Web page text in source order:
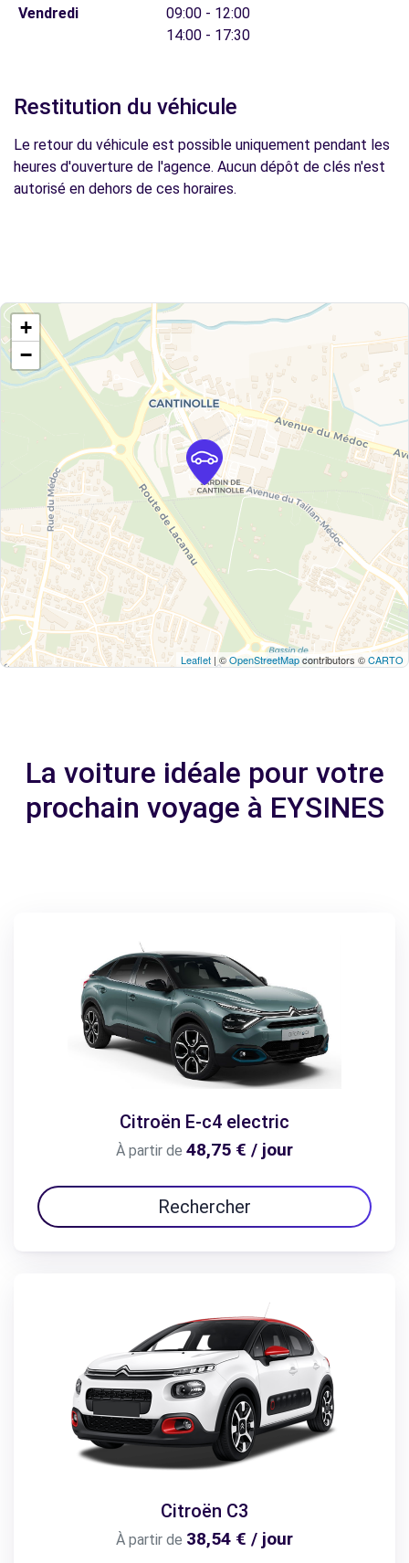
Vendredi
09:00 - 12:00
14:00 - 17:30
Restitution du véhicule
Le retour du véhicule est possible uniquement pendant les
heures d'ouverture de l'agence. Aucun dépôt de clés n'est
autorisé en dehors de ces horaires.
+
−
Leaflet | ©OpenStreetMapcontributors ©CARTO
La voiture idéale pour votre
prochain voyage à EYSINES
Citroën E-c4 electric
À partir de 48,75 € / jour
Rechercher
Citroën C3
À partir de 38,54 € / jour